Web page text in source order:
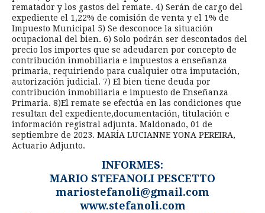
rematador y los gastos del remate. 4) Serán de cargo del
expediente el 1,22% de comisión de venta y el 1% de
Impuesto Municipal 5) Se desconoce la situación
ocupacional del bien. 6) Solo podrán ser descontados del
precio los importes que se adeudaren por concepto de
contribución inmobiliaria e impuestos a enseñanza
primaria, requiriendo para cualquier otra imputación,
autorización judicial. 7) El bien tiene deuda por
contribución inmobiliaria e impuesto de Enseñanza
Primaria. 8)El remate se efectúa en las condiciones que
resultan del expediente,documentación, titulación e
información registral adjunta. Maldonado, 01 de
septiembre de 2023. MARÍA LUCIANNE YONA PEREIRA,
Actuario Adjunto.
INFORMES:
MARIO STEFANOLI PESCETTO
mariostefanoli@gmail.com
www.stefanoli.com